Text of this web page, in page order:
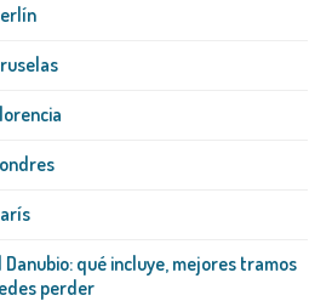
qué incluye, mejores tramos
perder